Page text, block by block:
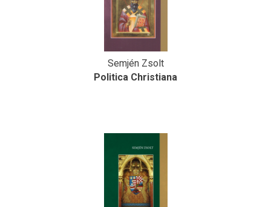
Semjén Zsolt
Politica Christiana